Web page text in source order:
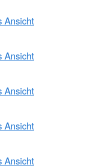
Ansicht
Ansicht
Ansicht
Ansicht
Ansicht